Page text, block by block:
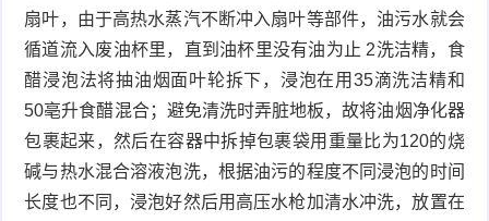
扇叶，由于高热水蒸汽不断冲入扇叶等部件，油污水就会
循道流入废油杯里，直到油杯里没有油为止 2洗洁精，食
醋浸泡法将抽油烟面叶轮拆下，浸泡在用35滴洗洁精和
50亳升食醋混合；避免清洗时弄脏地板，故将油烟净化器
包裹起来，然后在容器中拆掉包裹袋用重量比为120的烧
碱与热水混合溶液泡洗，根据油污的程度不同浸泡的时间
长度也不同，浸泡好然后用高压水枪加清水冲洗，放置在